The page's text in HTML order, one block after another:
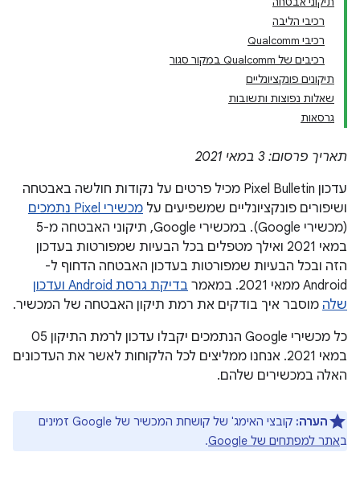
רכיבי הליבה
רכיבי Qualcomm
רכיבים של Qualcomm במקור סגור
תיקונים פונקציונליים
שאלות נפוצות ותשובות
גרסאות
תאריך פרסום: 3 במאי 2021
עדכון Pixel Bulletin מכיל פרטים על נקודות חולשה באבטחה
ושיפורים פונקציונליים שמשפיעים על מכשירי Pixel נתמכים
(מכשירי Google). במכשירי Google, תיקוני האבטחה מ-5
במאי 2021 ואילך מטפלים בכל הבעיות שמפורטות בעדכון
הזה ובכל הבעיות שמפורטות בעדכון האבטחה הדחוף ל-
Android ממאי 2021. במאמר
בדיקת גרסת Android ועדכון
שלה מוסבר איך בודקים את רמת תיקון האבטחה של המכשיר.
כל מכשירי Google הנתמכים יקבלו עדכון לרמת התיקון 05
במאי 2021. אנחנו ממליצים לכל הלקוחות לאשר את העדכונים
האלה במכשירים שלהם.
הערה:
קובצי האימג' של קושחת המכשיר של Google זמינים
באתר למפתחים של Google .